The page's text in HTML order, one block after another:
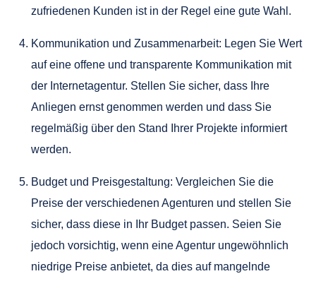
zufriedenen Kunden ist in der Regel eine gute Wahl.
Kommunikation und Zusammenarbeit: Legen Sie Wert
auf eine offene und transparente Kommunikation mit
der Internetagentur. Stellen Sie sicher, dass Ihre
Anliegen ernst genommen werden und dass Sie
regelmäßig über den Stand Ihrer Projekte informiert
werden.
Budget und Preisgestaltung: Vergleichen Sie die
Preise der verschiedenen Agenturen und stellen Sie
sicher, dass diese in Ihr Budget passen. Seien Sie
jedoch vorsichtig, wenn eine Agentur ungewöhnlich
niedrige Preise anbietet, da dies auf mangelnde